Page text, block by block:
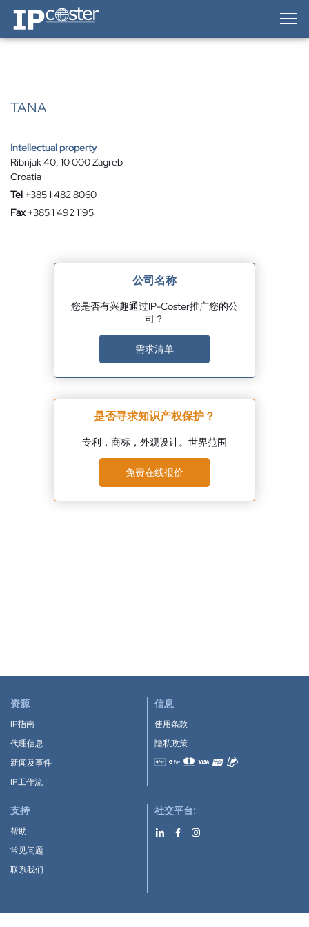
IP-Coster — Home
TANA
Intellectual property
Ribnjak 40, 10 000 Zagreb
Croatia
Tel +385 1 482 8060
Fax +385 1 492 1195
公司名称
您是否有兴趣通过IP-Coster推广您的公
司？
需求清单
是否寻求知识产权保护？
专利，商标，外观设计。世界范围
免费在线报价
资源
IP指南
代理信息
新闻及事件
IP工作流
信息
使用条款
隐私政策
Accepted payment methods
支持
帮助
常见问题
联系我们
社交平台: